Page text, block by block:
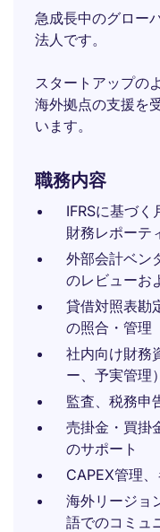
急成長中のグロー
法人です。
スタートアップの
海外拠点の支援を
います。
職務内容
IFRSに基づ
財務レポーテ
外部会計ベン
のレビューお
貸借対照表勘
の照合・管理
社内向け財務
ー、予実管理
監査、税務申
売掛金・買掛
のサポート
CAPEX管理
海外リージョ
語でのコミュ